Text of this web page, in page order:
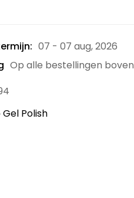
07 - 07 aug, 2026
Op alle bestellingen boven
Gel Polish